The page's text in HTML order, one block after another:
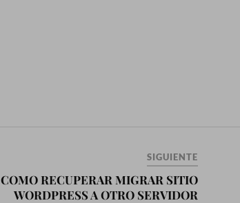
SIGUIENTE
COMO RECUPERAR MIGRAR SITIO
WORDPRESS A OTRO SERVIDOR